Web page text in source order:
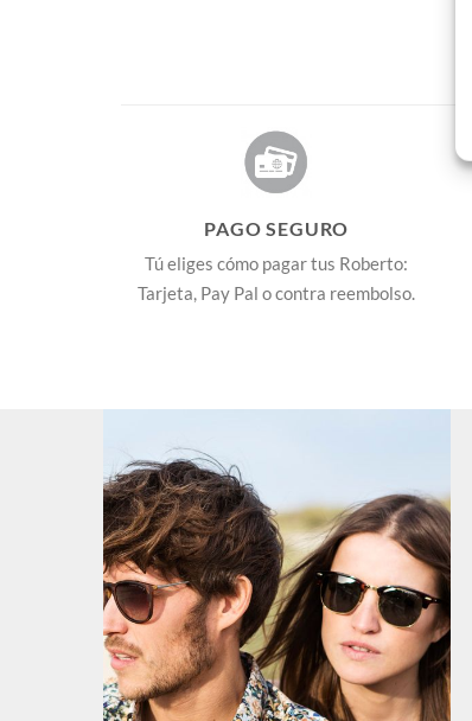
PAGO SEGURO
Tú eliges cómo pagar tus Roberto:
Tarjeta, Pay Pal o contra reembolso.